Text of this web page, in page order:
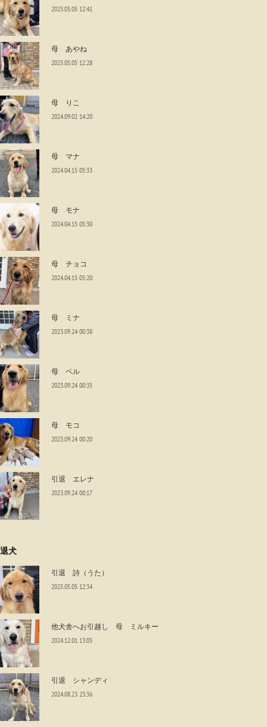
2025.05.05 12:41
母 あやね
2025.05.05 12:28
母 りこ
2024.09.02 14:20
母 マナ
2024.04.15 05:33
母 モナ
2024.04.15 05:30
母 チョコ
2024.04.15 05:20
母 ミナ
2023.09.24 00:38
母 ベル
2023.09.24 00:35
母 モコ
2023.09.24 00:20
引退 エレナ
2023.09.24 00:17
犬
引退 詩（うた）
2025.05.05 12:34
他犬舎へお引越し 母 ミルキー
2024.12.01 13:05
引退 シャンディ
2024.08.23 23:36